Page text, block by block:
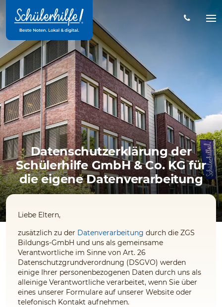
Hauptinhalt
Datenschutzerklärung der
Schülerhilfe GmbH & Co. KG für
die eigene Datenverarbeitung
Liebe Eltern,
zusätzlich zu der Datenverarbeitung durch die ZGS
Bildungs-GmbH und uns als gemeinsame
Verantwortliche im Sinne von Art. 26
Datenschutzgrundverordnung (DSGVO) werden
einige Ihrer personenbezogenen Daten durch uns als
alleinige Verantwortliche verarbeitet, wenn Sie über
eines unserer Formulare auf unserer Website oder
telefonisch Kontakt aufnehmen.